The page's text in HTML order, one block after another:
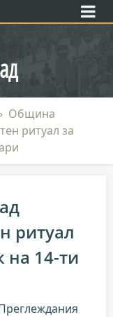
Община
ритуал за
ритуал
на 14-ти